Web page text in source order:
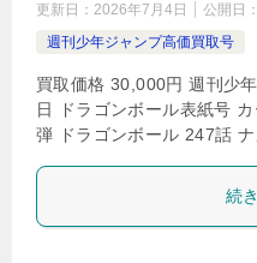
更新日： 2026年7月4日 公開日：
週刊少年ジャンプ高価買取号
買取価格 30,000円 週刊少
日 ドラゴンボール表紙号
弾 ドラゴンボール 247話
続